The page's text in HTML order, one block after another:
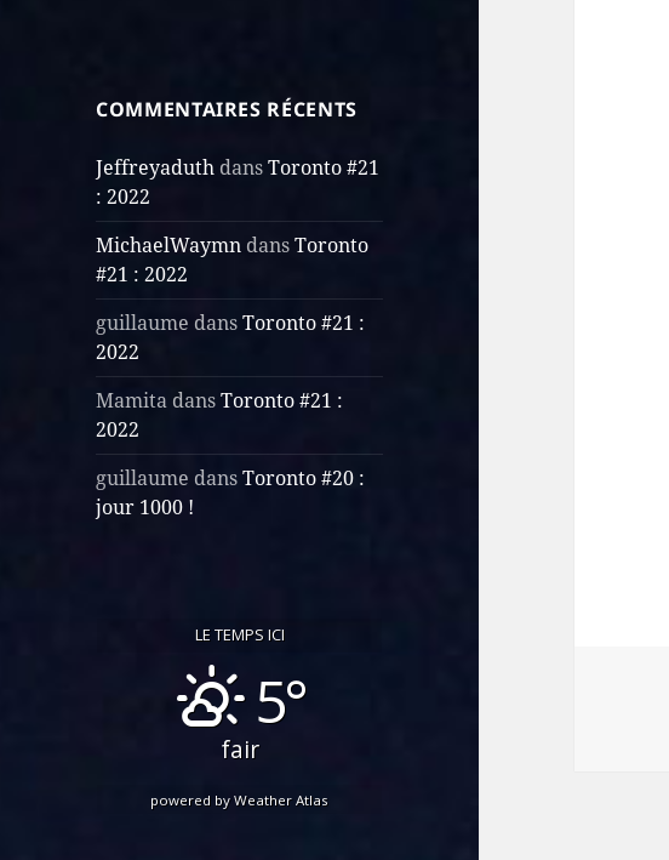
COMMENTAIRES RÉCENTS
Jeffreyaduth dansToronto #21
: 2022
MichaelWaymn dansToronto
#21 : 2022
guillaume dansToronto #21 :
2022
Mamita dansToronto #21 :
2022
guillaume dansToronto #20 :
jour 1000 !
LE TEMPS ICI
5°
fair
powered byWeather Atlas